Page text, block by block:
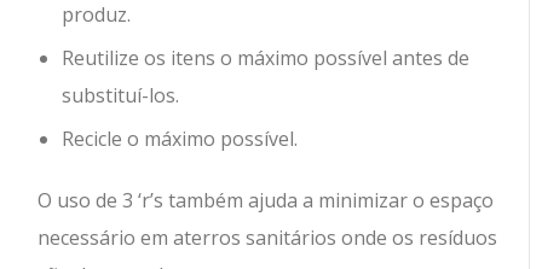
produz.
Reutilize os itens o máximo possível antes de
substituí-los.
Recicle o máximo possível.
O uso de 3 ‘r’s também ajuda a minimizar o espaço
necessário em aterros sanitários onde os resíduos